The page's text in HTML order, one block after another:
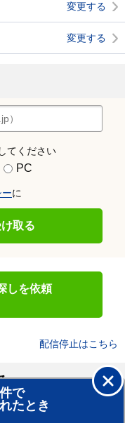
変更する
変更する
てください
PC
に
取る
しを依頼
配信停止はこちら
で
たとき